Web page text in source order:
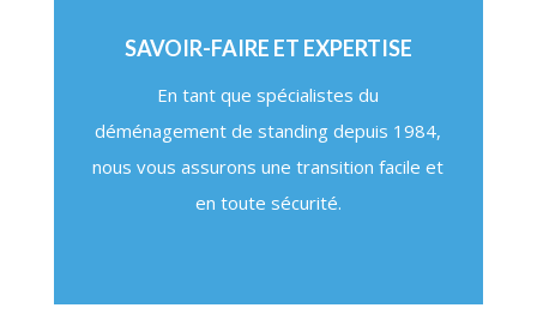
SAVOIR-FAIRE ET EXPERTISE
En tant que spécialistes du
déménagement de standing depuis 1984,
nous vous assurons une transition facile et
en toute sécurité.